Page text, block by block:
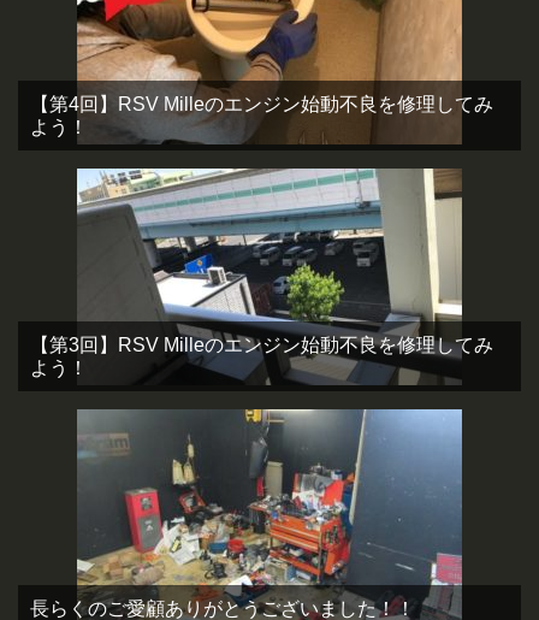
【第4回】RSV Milleのエンジン始動不良を修理してみ
よう！
【第3回】RSV Milleのエンジン始動不良を修理してみ
よう！
長らくのご愛顧ありがとうございました！！